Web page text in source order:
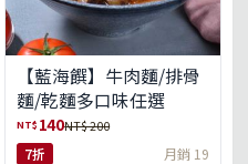
【藍海饌】牛肉麵/排骨
麵/乾麵多口味任選
NT$ 140NT$ 200
7折 月銷 19